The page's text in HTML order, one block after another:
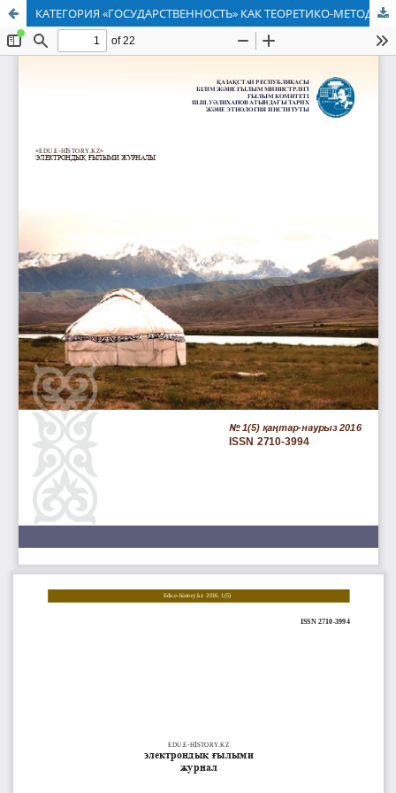
КАТЕГОРИЯ «ГОСУДАРСТВЕННОСТЬ» КАК ТЕОРЕТИКО-МЕТОДОЛОГИЧЕСКАЯ ПРОБЛЕМА